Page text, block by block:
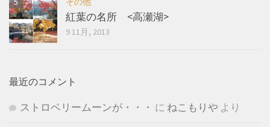
紅葉の名所 <高瀬湖>
9 11月, 2013
最近のコメント
ストロベリームーンが・・・ に ねこもりや より